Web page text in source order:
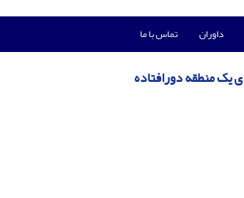
داوران تماس با ما
یک منطقه دورافتاده